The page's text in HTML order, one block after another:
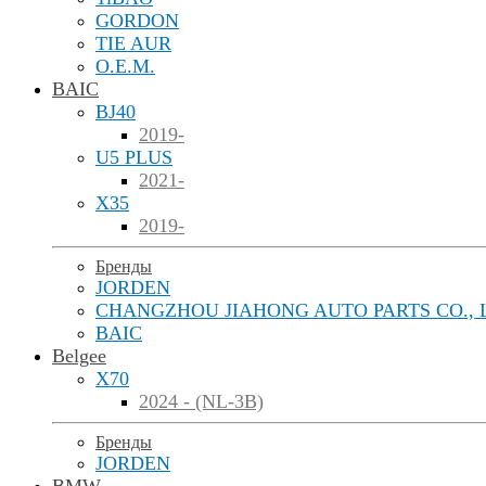
GORDON
TIE AUR
O.E.M.
BAIC
BJ40
2019-
U5 PLUS
2021-
X35
2019-
Бренды
JORDEN
CHANGZHOU JIAHONG AUTO PARTS CO.,
BAIC
Belgee
X70
2024 - (NL-3B)
Бренды
JORDEN